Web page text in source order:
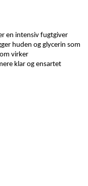
en intensiv fugtgiver
huden og glycerin som
virker
klar og ensartet